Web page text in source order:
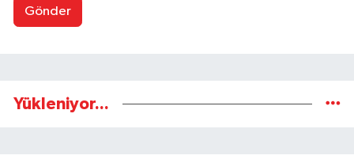
Gönder
Yükleniyor...